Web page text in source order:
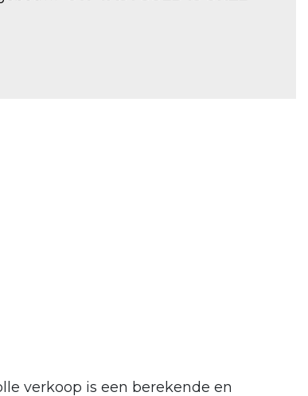
verkoop is een berekende en